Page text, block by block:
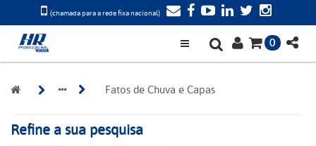
(chamada para a rede fixa nacional)
0
Fatos de Chuva e Capas
Refine a sua pesquisa